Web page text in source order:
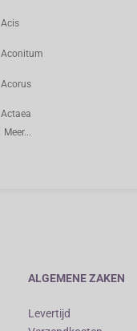
Acis
Aconitum
Acorus
Actaea
Meer...
ALGEMENE ZAKEN
Levertijd